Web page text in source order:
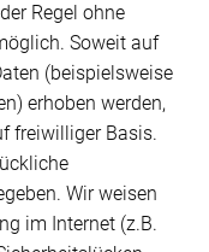
Regel ohne
Soweit auf
(beispielsweise
erhoben werden,
freiwilliger Basis.
Wir weisen
im Internet (z.B.